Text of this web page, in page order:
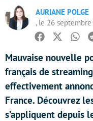
AURIANE POLGE
, le 26
Facebook
Twitter
Mauvaise nouvelle
français de
effectivement
France. Découvrez
s’appliquent depuis